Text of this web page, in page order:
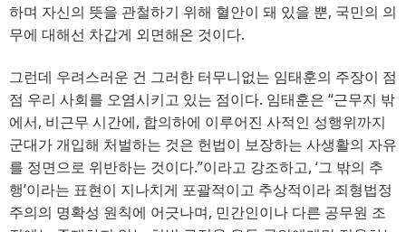
하며 자신의 뜻을 관철하기 위해 혈안이 돼 있을 뿐, 국민의 의
무에 대해선 차갑게 외면해온 것이다.
그런데 우려스러운 건 그러한 터무니없는 임태훈의 주장이 점
점 우리 사회를 오염시키고 있는 점이다. 임태훈은 “근무지 밖
에서, 비근무 시간에, 합의하에 이루어진 사적인 성행위까지
군대가 개입해 처벌하는 것은 헌법이 보장하는 사생활의 자유
를 정면으로 위반하는 것이다.”이라고 강조하고, ‘그 밖의 추
행’이라는 표현이 지나치게 포괄적이고 추상적이라 죄형법정
주의의 명확성 원칙에 어긋나며, 민간인이나 다른 공무원 조